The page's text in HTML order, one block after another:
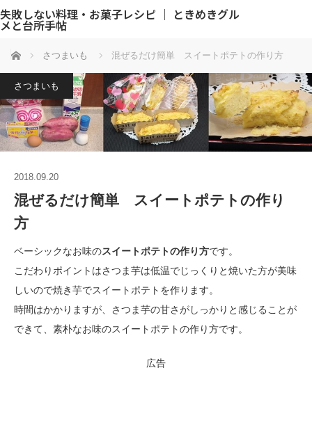
失敗しない料理・お菓子レシピ ｜ ときめきグル
メと台所手帖
ホーム さつまいも 混ぜるだけ簡単 スイートポテトの作り方
さつまいも
2018.09.20
混ぜるだけ簡単 スイートポテトの作り
方
ベーシックなお味のスイートポテトの作り方です。
こだわりポイントはさつま芋は低温でじっくりと焼いた方が美味
しいので焼き芋でスイートポテトを作ります。
時間はかかりますが、さつま芋の甘さがしっかりと感じることが
できて、素朴なお味のスイートポテトの作り方です。
広告